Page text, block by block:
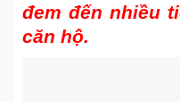
đem đến nhiều
căn hộ.